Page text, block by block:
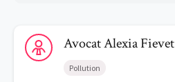
Voir le profil de AvocatAlexia Fievet
AvocatAlexiaFievet
Pollution